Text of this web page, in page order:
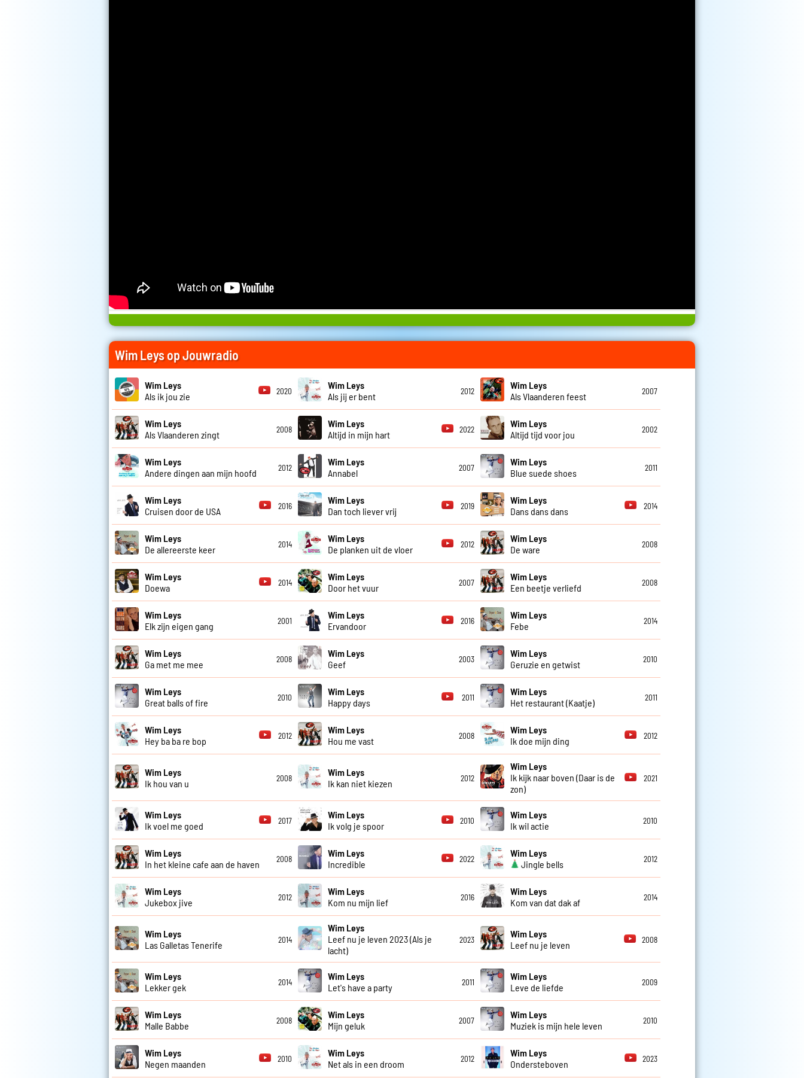
Wim Leys op Jouwradio
Wim Leys
Als ik jou zie
2020
Wim Leys
Als jij er bent
2012
Wim Leys
Als Vlaanderen feest
2007
Wim Leys
Als Vlaanderen zingt
2008
Wim Leys
Altijd in mijn hart
2022
Wim Leys
Altijd tijd voor jou
2002
Wim Leys
Andere dingen aan mijn hoofd
2012
Wim Leys
Annabel
2007
Wim Leys
Blue suede shoes
2011
Wim Leys
Cruisen door de USA
2016
Wim Leys
Dan toch liever vrij
2019
Wim Leys
Dans dans dans
2014
Wim Leys
De allereerste keer
2014
Wim Leys
De planken uit de vloer
2012
Wim Leys
De ware
2008
Wim Leys
Doewa
2014
Wim Leys
Door het vuur
2007
Wim Leys
Een beetje verliefd
2008
Wim Leys
Elk zijn eigen gang
2001
Wim Leys
Ervandoor
2016
Wim Leys
Febe
2014
Wim Leys
Ga met me mee
2008
Wim Leys
Geef
2003
Wim Leys
Geruzie en getwist
2010
Wim Leys
Great balls of fire
2010
Wim Leys
Happy days
2011
Wim Leys
Het restaurant (Kaatje)
2011
Wim Leys
Hey ba ba re bop
2012
Wim Leys
Hou me vast
2008
Wim Leys
Ik doe mijn ding
2012
Wim Leys
Ik hou van u
2008
Wim Leys
Ik kan niet kiezen
2012
Wim Leys
Ik kijk naar boven (Daar is de
zon)
2021
Wim Leys
Ik voel me goed
2017
Wim Leys
Ik volg je spoor
2010
Wim Leys
Ik wil actie
2010
Wim Leys
In het kleine cafe aan de haven
2008
Wim Leys
Incredible
2022
Wim Leys
Jingle bells
2012
Wim Leys
Jukebox jive
2012
Wim Leys
Kom nu mijn lief
2016
Wim Leys
Kom van dat dak af
2014
Wim Leys
Las Galletas Tenerife
2014
Wim Leys
Leef nu je leven 2023 (Als je
lacht)
2023
Wim Leys
Leef nu je leven
2008
Wim Leys
Lekker gek
2014
Wim Leys
Let's have a party
2011
Wim Leys
Leve de liefde
2009
Wim Leys
Malle Babbe
2008
Wim Leys
Mijn geluk
2007
Wim Leys
Muziek is mijn hele leven
2010
Wim Leys
Negen maanden
2010
Wim Leys
Net als in een droom
2012
Wim Leys
Ondersteboven
2023